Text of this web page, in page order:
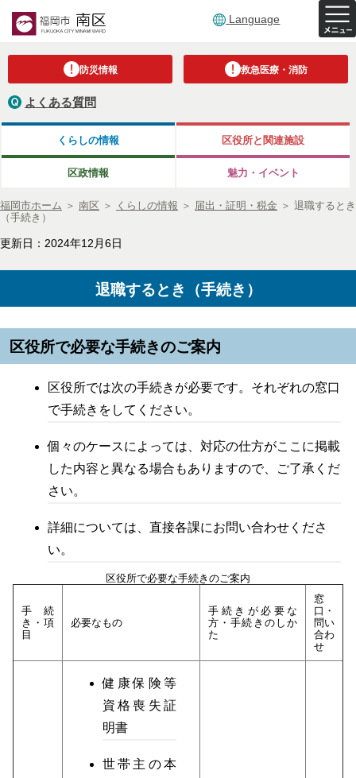
Language
防災情報 救急医療・消防
よくある質問
くらしの情報 区役所と関連施設
区政情報 魅力・イベント
福岡市ホーム ＞ 南区 ＞ くらしの情報 ＞ 届出・証明・税金 ＞ 退職するとき
（手続き）
更新日：2024年12月6日
退職するとき（手続き）
区役所で必要な手続きのご案内
区役所では次の手続きが必要です。それぞれの窓口
で手続きをしてください。
個々のケースによっては、対応の仕方がここに掲載
した内容と異なる場合もありますので、ご了承くだ
さい。
詳細については、直接各課にお問い合わせくださ
い。
区役所で必要な手続きのご案内
手続
き・項
目
必要なもの
手続きが必要な
方・手続きのしか
た
窓
口・
問い
合わ
せ
健康保険等
資格喪失証
明書
世帯主の本